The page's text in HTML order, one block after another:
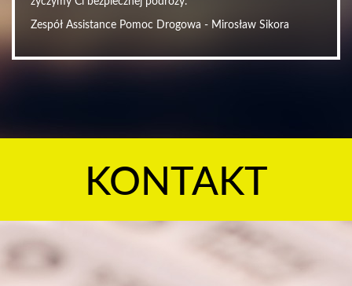
Zespół Assistance Pomoc Drogowa - Mirosław Sikora
KONTAKT